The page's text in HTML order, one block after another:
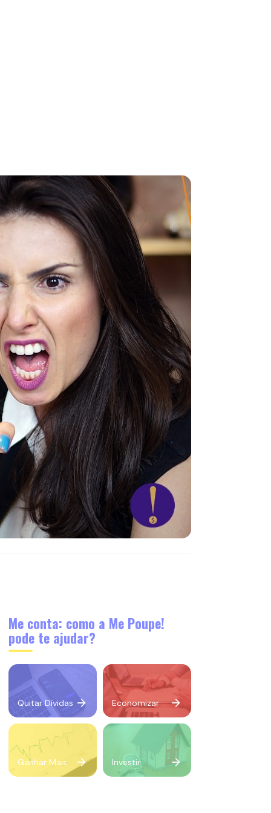
Me conta: como a Me Poupe!
pode te ajudar?
Quitar Dívidas Economizar
Ganhar Mais Investir